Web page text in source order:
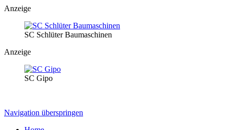
Anzeige
SC Schlüter Baumaschinen
Anzeige
SC Gipo
Navigation überspringen